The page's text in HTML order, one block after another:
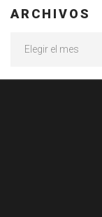
ARCHIVOS